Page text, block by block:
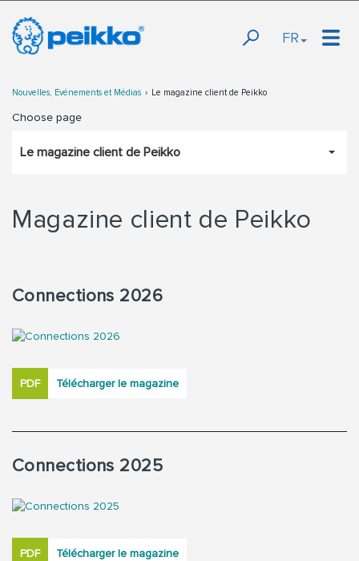
FR
Nouvelles, Evénements et Médias Le magazine client de Peikko
Choose page
Le magazine client de Peikko
Magazine client de Peikko
Connections 2026
PDF Télécharger le magazine
Connections 2025
PDF Télécharger le magazine